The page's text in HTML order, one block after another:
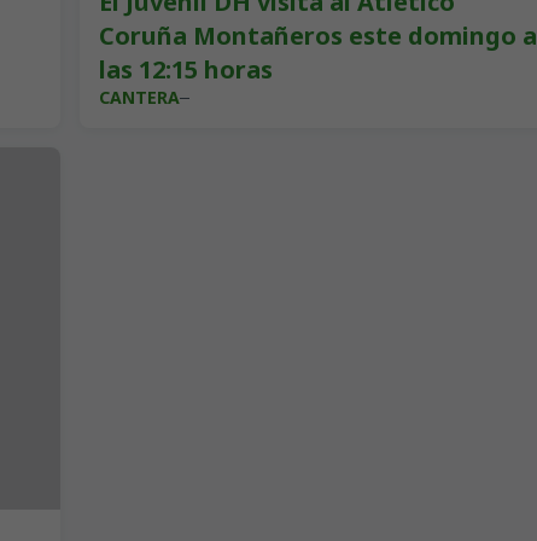
Coruña Montañeros este domingo a
las 12:15 horas
CANTERA